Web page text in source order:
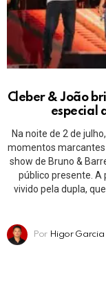
Cleber & João
especial
Na noite de 2 de
momentos marcantes
show de Bruno &
público presente.
vivido pela dupla,
Por Higor Garcia